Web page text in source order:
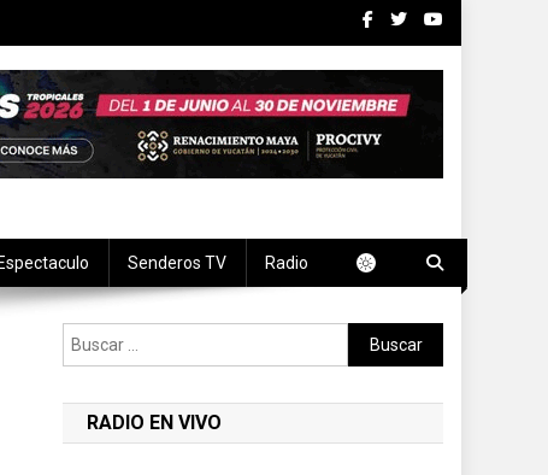
Espectaculo Senderos TV Radio
Buscar:
RADIO EN VIVO